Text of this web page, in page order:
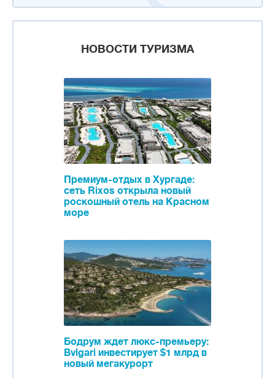
НОВОСТИ ТУРИЗМА
Премиум-отдых в Хургаде:
сеть Rixos открыла новый
роскошный отель на Красном
море
Бодрум ждет люкс-премьеру:
Bvlgari инвестирует $1 млрд в
новый мегакурорт